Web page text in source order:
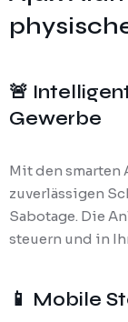
🚨
Gewerbe
Mit den smarten
zuverlässigen
Sabotage. Die
steuern und in
📱 Mobile